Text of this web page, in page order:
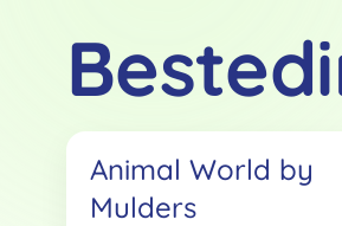
We
Animal World by
Mulders